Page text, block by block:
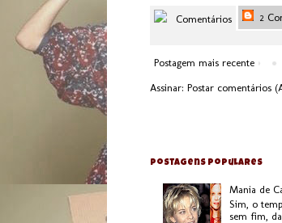
Comentários 2
Postagem mais recente
Assinar: Postar comentários
Postagens populares
Mania de
Sim, o
sem fim,